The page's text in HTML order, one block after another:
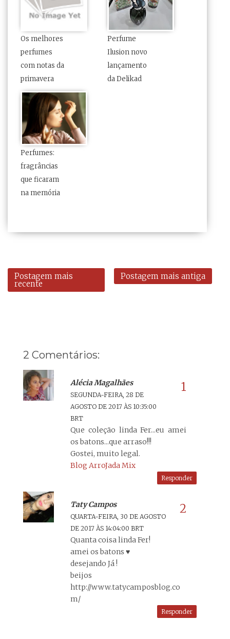
Os melhores
perfumes
com notas da
primavera
Perfume
Ilusion novo
lançamento
da Delikad
Perfumes:
fragrâncias
que ficaram
na memória
Postagem mais
recente
Postagem mais antiga
2 Comentários:
Alécia Magalhães
SEGUNDA-FEIRA, 28 DE
AGOSTO DE 2017 ÀS 10:35:00
BRT
Que coleção linda Fer...eu amei
os batons...que arraso!!!
Gostei, muito legal.
Blog ArroJada Mix
Responder
Taty Campos
QUARTA-FEIRA, 30 DE AGOSTO
DE 2017 ÀS 14:04:00 BRT
Quanta coisa linda Fer!
amei os batons ♥
desejando Já !
beijos
http://www.tatycamposblog.co
m/
Responder